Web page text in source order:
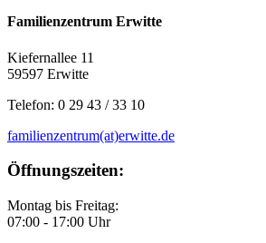
Familienzentrum Erwitte
Kiefernallee 11
59597 Erwitte
Telefon: 0 29 43 / 33 10
familienzentrum(at)erwitte.de
Öffnungszeiten:
Montag bis Freitag:
07:00 - 17:00 Uhr